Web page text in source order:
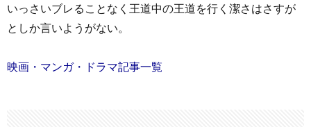
いっさいブレることなく王道中の王道を行く潔さはさすが
としか言いようがない。
映画・マンガ・ドラマ記事一覧